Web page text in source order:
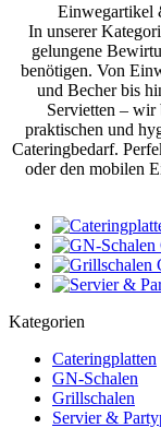
Einwegartikel
In unserer
gelungene
benötigen. Von
und Becher bis
Servietten – wir
praktischen und
Cateringbedarf.
oder den mobilen
Kategorien
Cateringplatten
GN-Schalen
Grillschalen
Servier &